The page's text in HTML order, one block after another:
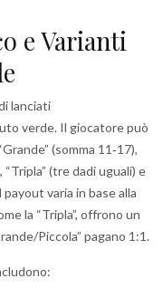
e Varianti
lanciati
verde. Il giocatore può
(somma 11‑17),
“Tripla” (tre dadi uguali) e
varia in base alla
la “Tripla”, offrono un
Piccola” pagano 1:1.